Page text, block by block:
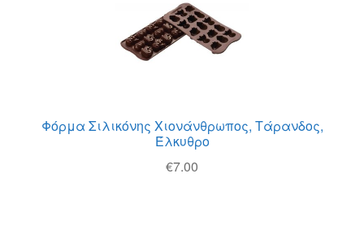
Φόρμα Σιλικόνης Χιονάνθρωπος, Τάρανδος,
Έλκυθρο
€7.00